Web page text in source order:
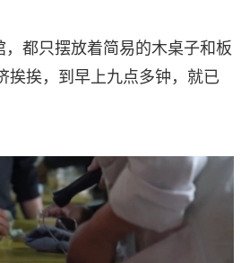
，都只摆放着简易的木桌子和板
挨挨，到早上九点多钟，就已